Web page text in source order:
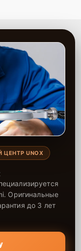
UNOX
Оригинальные
до 3 лет